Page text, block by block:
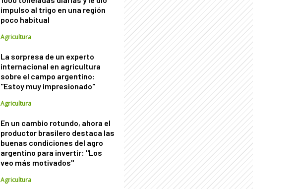
impulso al trigo en una región
poco habitual
Agricultura
La sorpresa de un experto
internacional en agricultura
sobre el campo argentino:
"Estoy muy impresionado"
Agricultura
En un cambio rotundo, ahora el
productor brasilero destaca las
buenas condiciones del agro
argentino para invertir: "Los
veo más motivados"
Agricultura